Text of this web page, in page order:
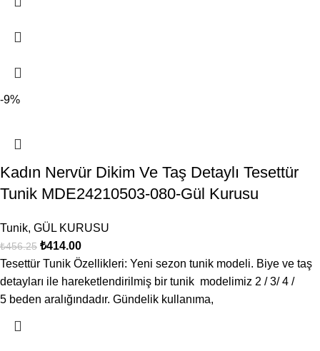
-9%
Kadın Nervür Dikim Ve Taş Detaylı Tesettür
Tunik MDE24210503-080-Gül Kurusu
Tunik, GÜL KURUSU
₺456.25 ₺414.00
Tesettür Tunik Özellikleri: Yeni sezon tunik modeli. Biye ve taş
detayları ile hareketlendirilmiş bir tunik modelimiz 2 / 3/ 4 /
5 beden aralığındadır. Gündelik kullanıma,